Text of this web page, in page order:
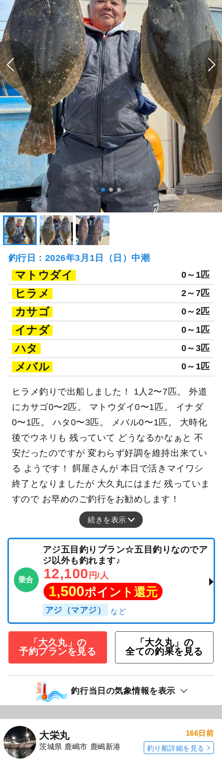
釣行日：2026年3月1日（日）中潮
マトウダイ 0～1匹
ヒラメ 2～7匹
カサゴ 0～2匹
イナダ 0～1匹
ハタ 0～3匹
メバル 0～1匹
ヒラメ釣りで出船しました！ 1人2〜7匹。 外道
にカサゴ0〜2匹。 マトウダイ0〜1匹。 イナダ
0〜1匹。 ハタ0〜3匹。 メバル0〜1匹。 大時化
後でウネリも 残っていて どうなるかなぁと 不
安だったのですが 変わらず好調を維持出来てい
る ようです！ 餌屋さんが 本日で活きマイワシ
終了となりましたが 大久丸にはまだ 残っていま
すので お早めのご釣行をお勧めします！
続きを表示
乗合
アジ五目釣りプラン☆五目釣りなのでア
ジ以外も釣れます♪
12,100 円/人
1,500ポイント還元
アジ（マアジ）
「大久丸」の
予約プランを見る
「大久丸」の
全ての釣果を見る
釣行当日の気象情報を表示
大栄丸
茨城県 鹿嶋市 鹿嶋新港
166日前
釣り船詳細を見る